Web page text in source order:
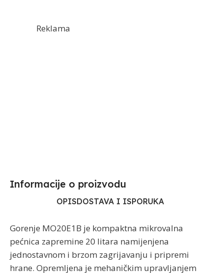
Reklama
Informacije o proizvodu​
OPISDOSTAVA I ISPORUKA
Gorenje MO20E1B je kompaktna mikrovalna
pećnica zapremine 20 litara namijenjena
jednostavnom i brzom zagrijavanju i pripremi
hrane. Opremljena je mehaničkim upravljanjem